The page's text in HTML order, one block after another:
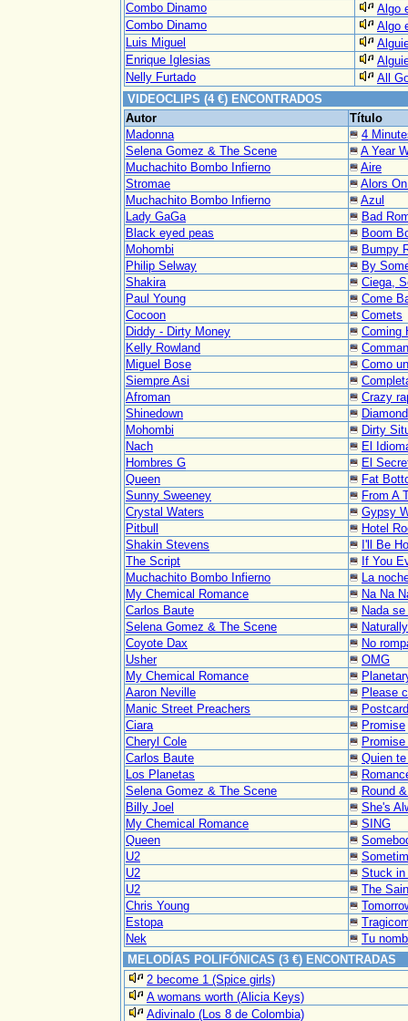
Combo Dinamo
Algo
Combo Dinamo
Algo
Luis Miguel
Enrique Iglesias
Nelly Furtado
All
VIDEOCLIPS (4 €) ENCONTRADOS
Autor
Título
Madonna
4
Selena Gomez & The Scene
A Year
Muchachito Bombo Infierno
Aire
Stromae
Alors
Muchachito Bombo Infierno
Azul
Lady GaGa
Bad
Black eyed peas
Boom
Mohombi
Bumpy
Philip Selway
By
Shakira
Ciega,
Paul Young
Come
Cocoon
Comets
Diddy - Dirty Money
Coming
Kelly Rowland
Miguel Bose
Como
Siempre Asi
Afroman
Crazy
Shinedown
Mohombi
Dirty
Nach
El
Hombres G
El
Queen
Fat
Sunny Sweeney
From A
Crystal Waters
Gypsy
Pitbull
Hotel
Shakin Stevens
I'll Be
The Script
If You
Muchachito Bombo Infierno
La
My Chemical Romance
Na Na
Carlos Baute
Nada
Selena Gomez & The Scene
Naturally
Coyote Dax
No
Usher
OMG
My Chemical Romance
Aaron Neville
Please
Manic Street Preachers
Ciara
Promise
Cheryl Cole
Carlos Baute
Quien
Los Planetas
Selena Gomez & The Scene
Round
Billy Joel
She's
My Chemical Romance
SING
Queen
U2
U2
Stuck in
U2
The
Chris Young
Estopa
Nek
Tu
MELODÍAS POLIFÓNICAS (3 €) ENCONTRADAS
2 become 1 (Spice girls)
A womans worth (Alicia Keys)
Adivinalo (Los 8 de Colombia)